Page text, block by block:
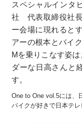
スペシャルインタ
社 代表取締役社長
ー会場に現れると
アーの根本とバイ
Mを乗りこなす姿
ダーな日高さんと
す。
One to One vol.5には、
バイクが好きで日本テ